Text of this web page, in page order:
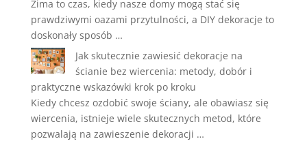
Zima to czas, kiedy nasze domy mogą stać się
prawdziwymi oazami przytulności, a DIY dekoracje to
doskonały sposób …
Jak skutecznie zawiesić dekoracje na
ścianie bez wiercenia: metody, dobór i
praktyczne wskazówki krok po kroku
Kiedy chcesz ozdobić swoje ściany, ale obawiasz się
wiercenia, istnieje wiele skutecznych metod, które
pozwalają na zawieszenie dekoracji …